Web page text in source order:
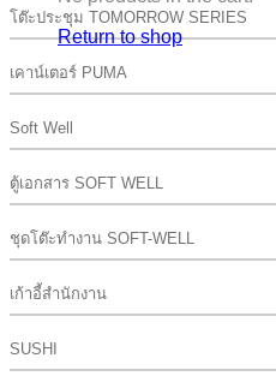
Return to shop
โต๊ะประชุม TOMORROW SERIES
เคาน์เตอร์ PUMA
Soft Well
ตู้เอกสาร SOFT WELL
ชุดโต๊ะทำงาน SOFT-WELL
เก้าอี้สำนักงาน
SUSHI